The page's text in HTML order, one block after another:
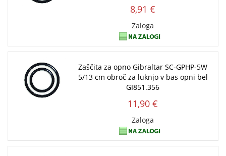
8,91 €
Zaloga
Zaščita za opno Gibraltar SC-GPHP-5W
5/13 cm obroč za luknjo v bas opni bel
GI851.356
11,90 €
Zaloga